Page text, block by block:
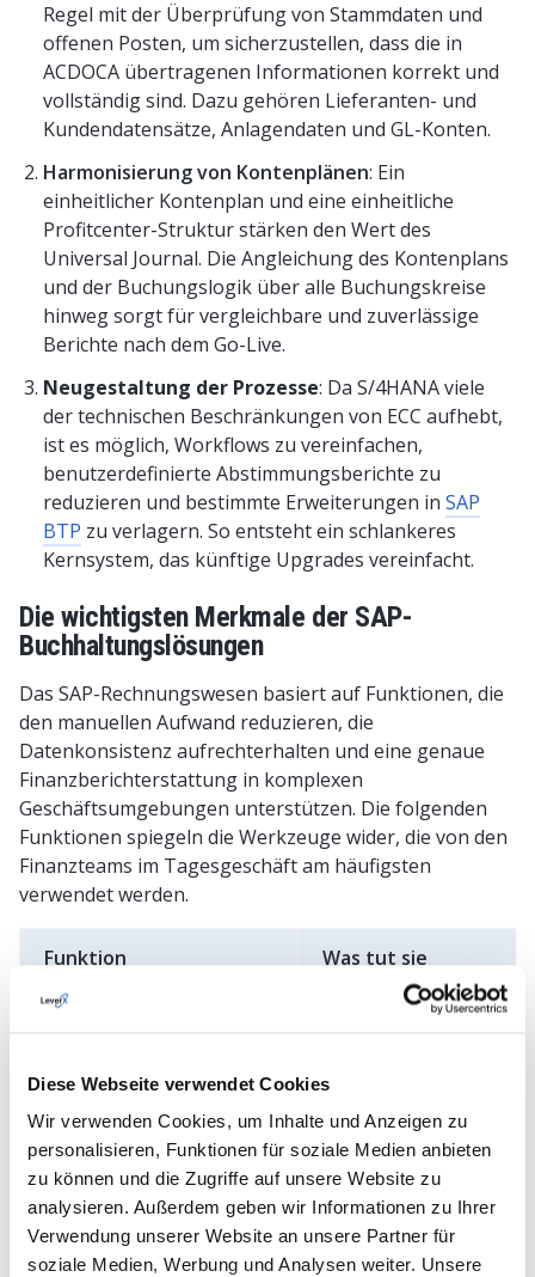
Diese Webseite verwendet Cookies
Wir verwenden Cookies, um Inhalte und Anzeigen zu
personalisieren, Funktionen für soziale Medien anbieten
zu können und die Zugriffe auf unsere Website zu
analysieren. Außerdem geben wir Informationen zu Ihrer
Verwendung unserer Website an unsere Partner für
soziale Medien, Werbung und Analysen weiter. Unsere
Regel mit der Überprüfung von Stammdaten und
offenen Posten, um sicherzustellen, dass die in
ACDOCA übertragenen Informationen korrekt und
vollständig sind. Dazu gehören Lieferanten- und
Kundendatensätze, Anlagendaten und GL-Konten.
Harmonisierung von Kontenplänen: Ein
einheitlicher Kontenplan und eine einheitliche
Profitcenter-Struktur stärken den Wert des
Universal Journal. Die Angleichung des Kontenplans
und der Buchungslogik über alle Buchungskreise
hinweg sorgt für vergleichbare und zuverlässige
Berichte nach dem Go-Live.
Neugestaltung der Prozesse: Da S/4HANA viele
der technischen Beschränkungen von ECC aufhebt,
ist es möglich, Workflows zu vereinfachen,
benutzerdefinierte Abstimmungsberichte zu
reduzieren und bestimmte Erweiterungen in SAP
BTP zu verlagern. So entsteht ein schlankeres
Kernsystem, das künftige Upgrades vereinfacht.
Die wichtigsten Merkmale der SAP-
Buchhaltungslösungen
Das SAP-Rechnungswesen basiert auf Funktionen, die
den manuellen Aufwand reduzieren, die
Datenkonsistenz aufrechterhalten und eine genaue
Finanzberichterstattung in komplexen
Geschäftsumgebungen unterstützen. Die folgenden
Funktionen spiegeln die Werkzeuge wider, die von den
Finanzteams im Tagesgeschäft am häufigsten
verwendet werden.
Funktion Was tut sie
Automatisierte
Personalwesen,
Beschaffung und
Vertrieb
Integrierte
Wendet automatisch